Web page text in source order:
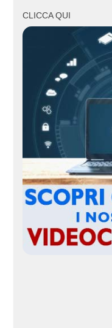
CLICCA QUI